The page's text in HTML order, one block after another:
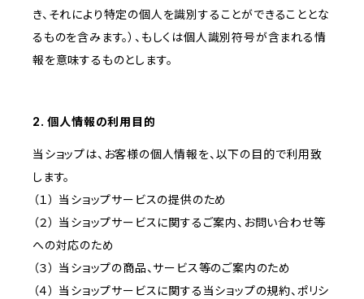
き、それにより特定の個人を識別することができることとな
るものを含みます。）、もしくは個人識別符号が含まれる情
報を意味するものとします。
2. 個人情報の利用目的
当ショップは、お客様の個人情報を、以下の目的で利用致
します。
（１） 当ショップサービスの提供のため
（２） 当ショップサービスに関するご案内、お問い合わせ等
への対応のため
（３） 当ショップの商品、サービス等のご案内のため
（４） 当ショップサービスに関する当ショップの規約、ポリシ